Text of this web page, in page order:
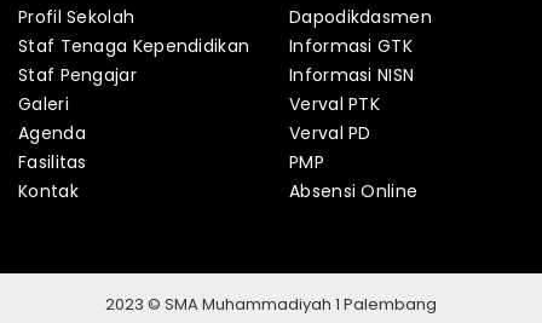
Profil Sekolah
Staf Tenaga Kependidikan
Staf Pengajar
Galeri
Agenda
Fasilitas
Kontak
Dapodikdasmen
Informasi GTK
Informasi NISN
Verval PTK
Verval PD
PMP
Absensi Online
2023 © SMA Muhammadiyah 1 Palembang